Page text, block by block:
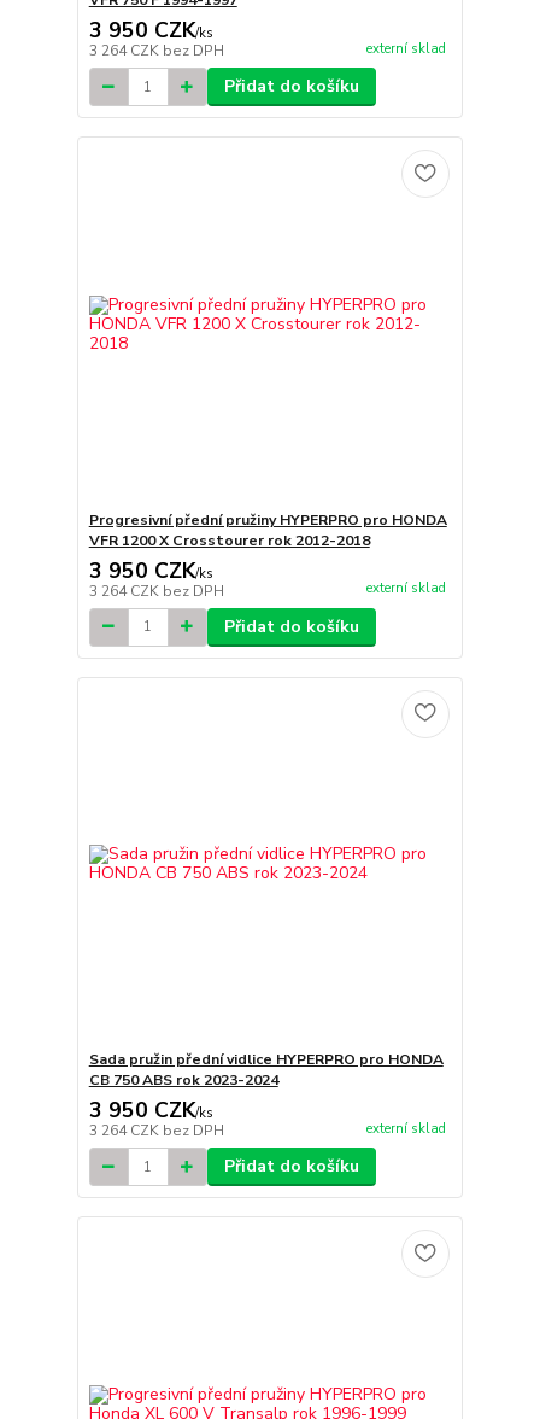
3 950 CZK/ks
3 264 CZK bez DPH externí sklad
Přidat do košíku
Progresivní přední pružiny HYPERPRO pro HONDA
VFR 1200 X Crosstourer rok 2012-2018
3 950 CZK/ks
3 264 CZK bez DPH externí sklad
Přidat do košíku
Sada pružin přední vidlice HYPERPRO pro HONDA
CB 750 ABS rok 2023-2024
3 950 CZK/ks
3 264 CZK bez DPH externí sklad
Přidat do košíku